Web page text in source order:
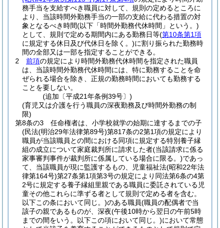
務手当を支給すべき職員に対して、規則の定めるところに
より、当該時間外勤務手当の一部の支給に代わる措置の対
象となるべき時間(以下「時間外勤務代休時間」という。)
として、規則で定める期間内にある勤務日等(第10条第1項
に規定する休日及び代休日を除く。)に割り振られた勤務時
間の全部又は一部を指定することができる。
2
前項の規定により時間外勤務代休時間を指定された職員
は、当該時間外勤務代休時間には、特に勤務することを命
ぜられる場合を除き、正規の勤務時間においても勤務する
ことを要しない。
(追加〔平成21年条例39号〕)
(育児又は介護を行う職員の深夜勤務及び時間外勤務の制
限)
第8条の3
任命権者は、小学校就学の始期に達するまでの子
(民法(明治29年法律第89号)第817条の2第1項の規定により
職員が当該職員との間における同項に規定する特別養子縁
組の成立について家庭裁判所に請求した者(当該請求に係る
家事審判事件が裁判所に係属している場合に限る。)であっ
て、当該職員が現に監護するもの、児童福祉法(昭和22年法
律第164号)第27条第1項第3号の規定により同法第6条の4第
2号に規定する養子縁組里親である職員に委託されている児
童その他これらに準ずる者として規則で定める者を含む。
以下この条において同じ。)のある職員(職員の配偶者で当
該子の親であるものが、深夜(午後10時から翌日の午前5時
までの間をいう。以下この項において同じ。)において常態